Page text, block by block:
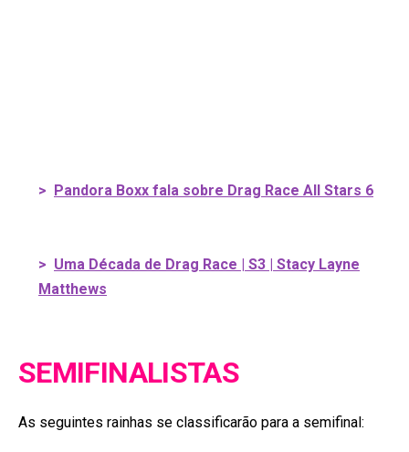
> Pandora Boxx fala sobre Drag Race All Stars 6
> Uma Década de Drag Race | S3 | Stacy Layne
Matthews
SEMIFINALISTAS
As seguintes rainhas se classificarão para a semifinal: